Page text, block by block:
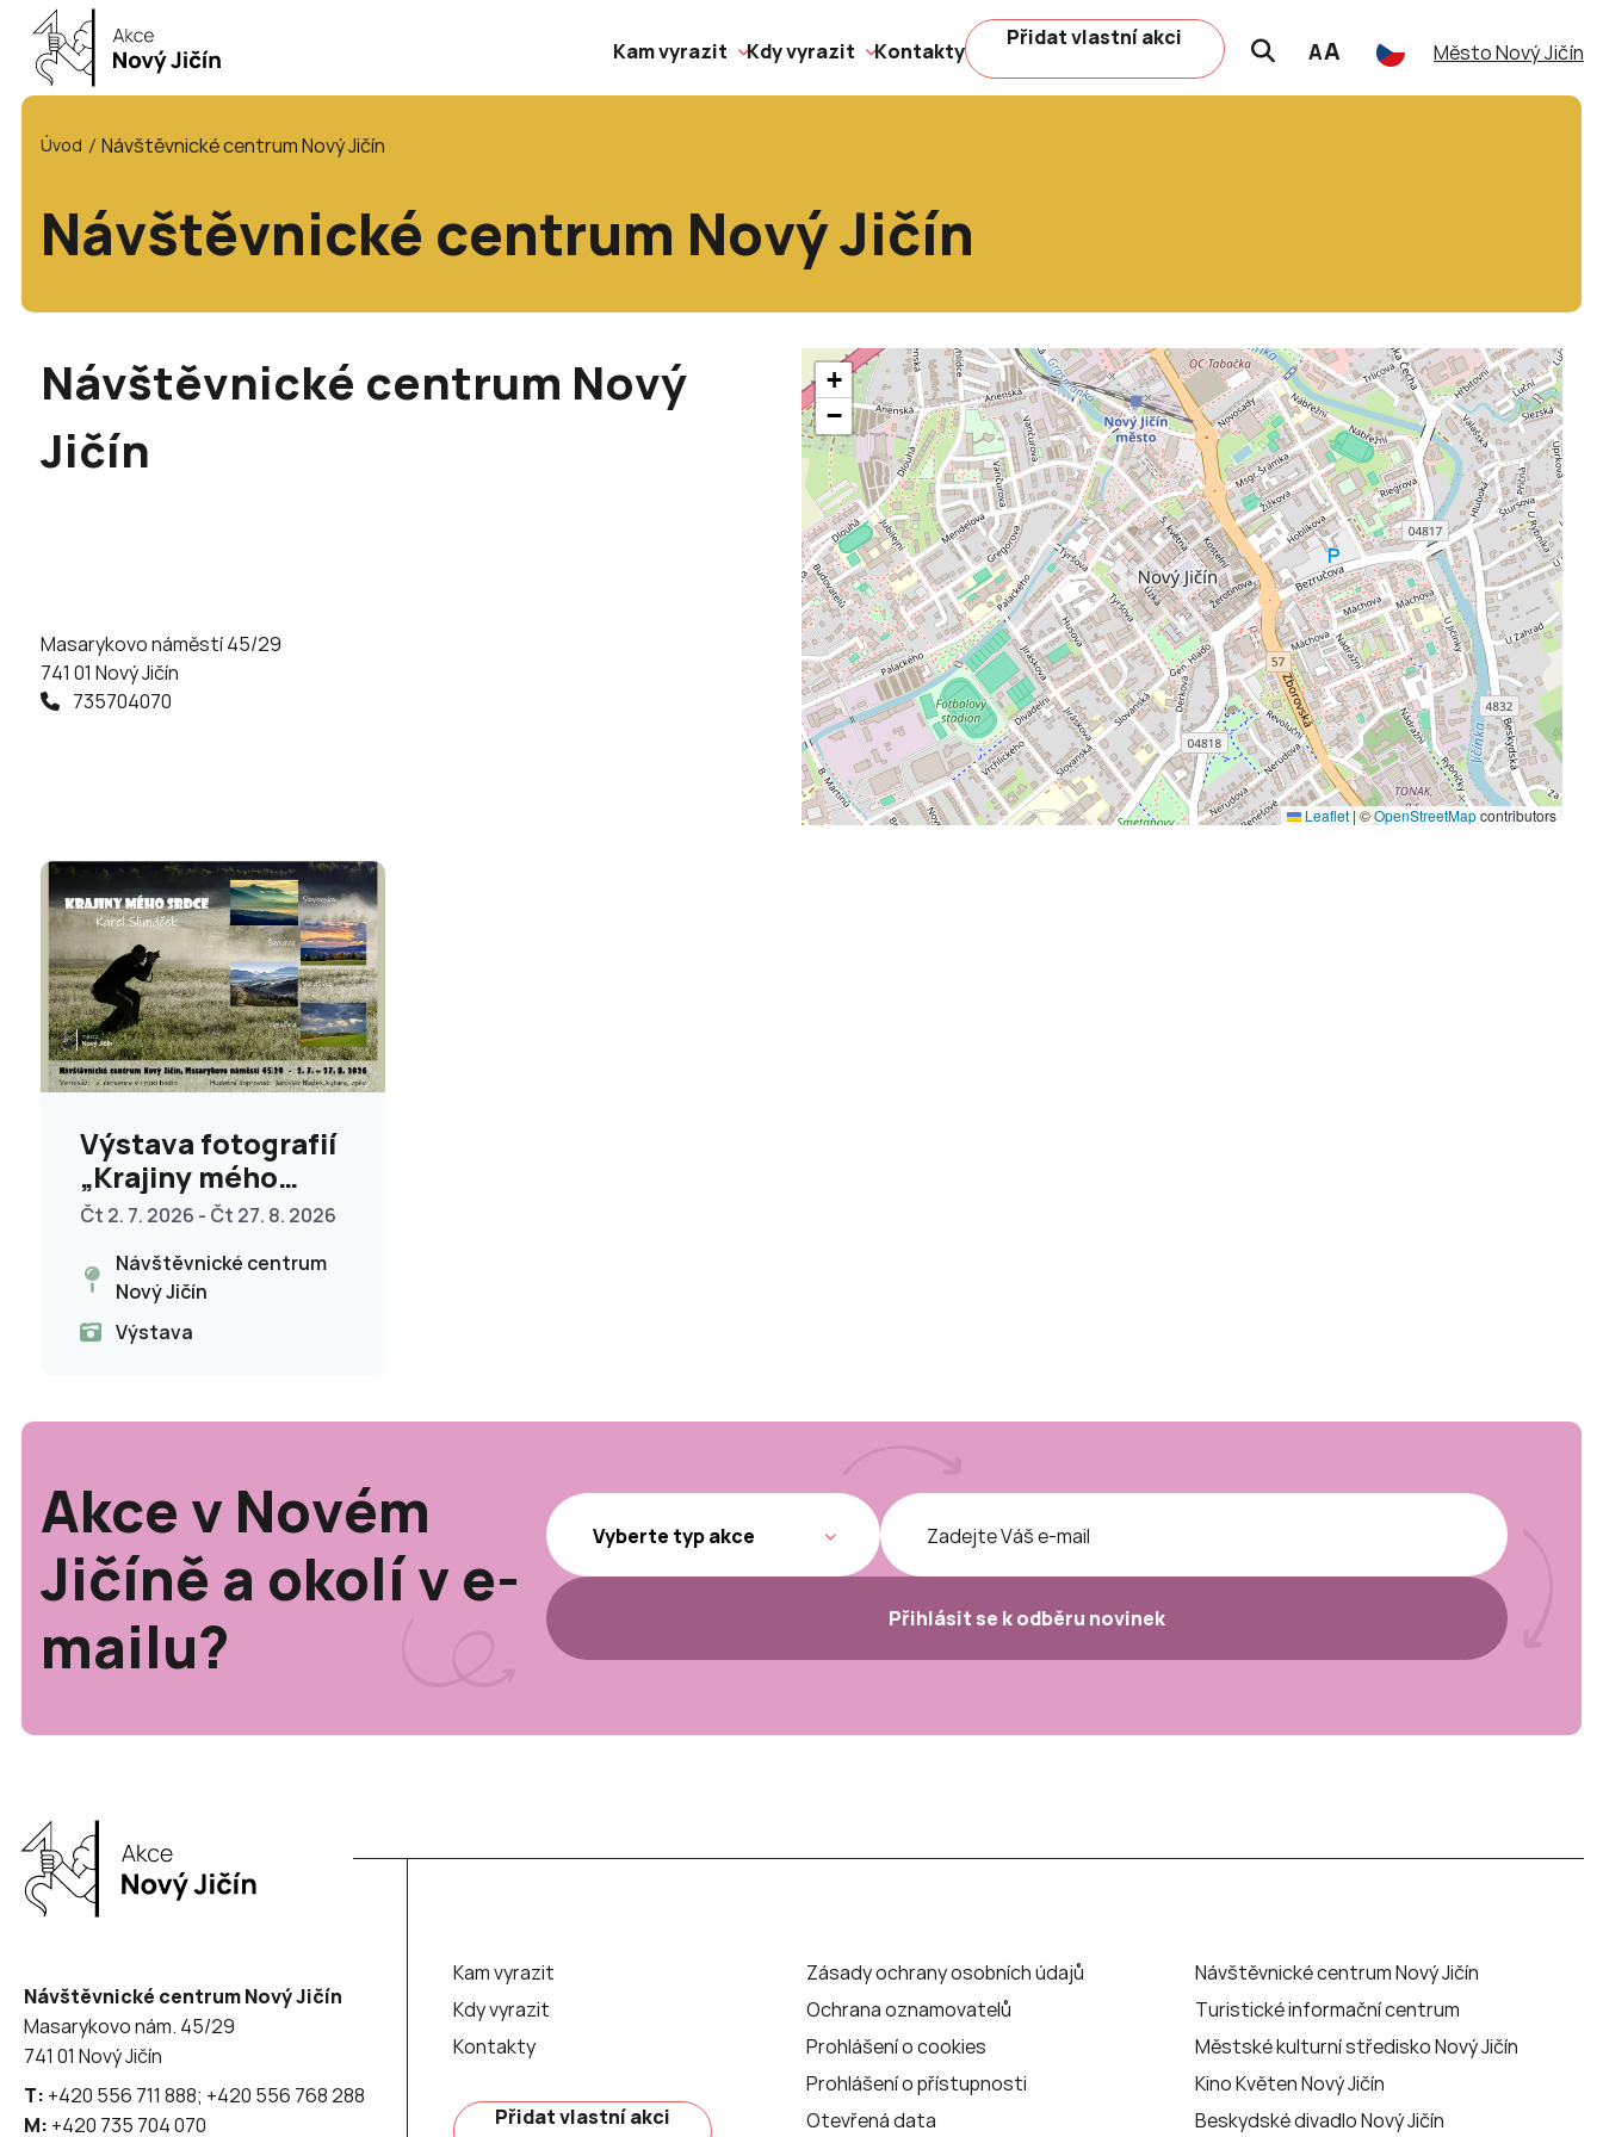
Kam vyrazit Kdy vyrazit Kontakty
Přidat vlastní akci
AA Město Nový Jičín
Úvod Návštěvnické centrum Nový Jičín
Návštěvnické centrum Nový Jičín
Návštěvnické centrum Nový
Jičín
Masarykovo náměstí 45/29
741 01 Nový Jičín
735704070
+
−
Leaflet|©OpenStreetMapcontributors
Výstava fotografií
„Krajiny mého
srdce“
Čt 2. 7. 2026 - Čt 27. 8. 2026
Návštěvnické centrum
Nový Jičín
Výstava
Akce v Novém
Jičíně a okolí v e-
mailu?
Přihlásit se k odběru novinek
Návštěvnické centrum Nový Jičín
Masarykovo nám. 45/29
741 01 Nový Jičín
T: +420 556 711 888; +420 556 768 288
M: +420 735 704 070
Kam vyrazit
Kdy vyrazit
Kontakty
Přidat vlastní akci
Zásady ochrany osobních údajů
Ochrana oznamovatelů
Prohlášení o cookies
Prohlášení o přístupnosti
Otevřená data
Návštěvnické centrum Nový Jičín
Turistické informační centrum
Městské kulturní středisko Nový Jičín
Kino Květen Nový Jičín
Beskydské divadlo Nový Jičín